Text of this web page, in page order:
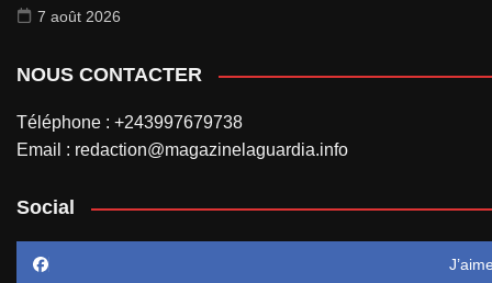
7 août 2026
NOUS CONTACTER
Téléphone : +243997679738
Email : redaction@magazinelaguardia.info
Social